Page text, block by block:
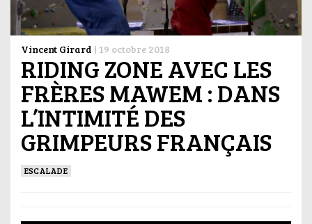
Vincent Girard | 19 octobre 2018
RIDING ZONE AVEC LES
FRÈRES MAWEM : DANS
L’INTIMITÉ DES
GRIMPEURS FRANÇAIS
ESCALADE